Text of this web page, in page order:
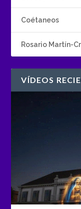
Coétaneos
Rosario Martín-
VÍDEOS